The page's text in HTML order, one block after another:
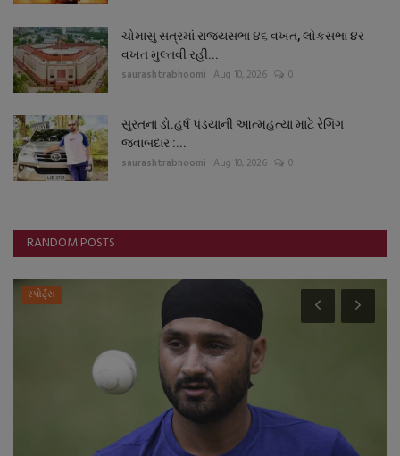
ચોમાસુ સત્રમાં રાજયસભા ૪૬ વખત, લોકસભા ૪ર
વખત મુલ્તવી રહી...
saurashtrabhoomi Aug 10, 2026 0
સુરતના ડો.હર્ષ પંડયાની આત્મહત્યા માટે રેગિંગ
જવાબદાર :...
saurashtrabhoomi Aug 10, 2026 0
RANDOM POSTS
સ્પોર્ટ્સ